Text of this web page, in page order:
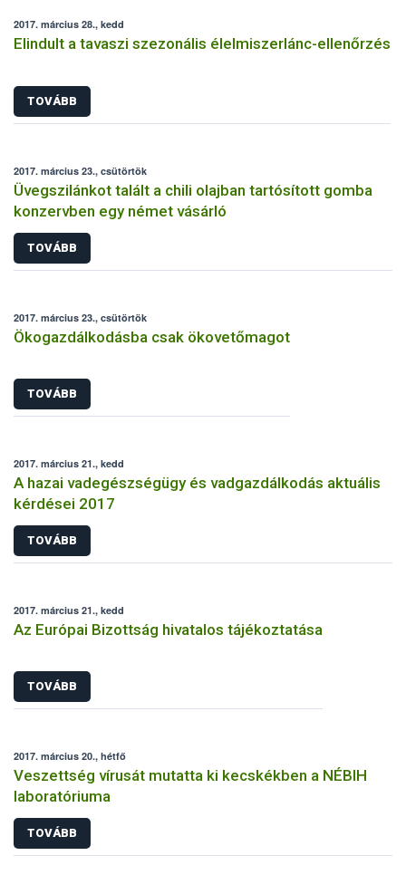
2017. március 28., kedd
Elindult a tavaszi szezonális élelmiszerlánc-ellenőrzés
TOVÁBB
2017. március 23., csütörtök
Üvegszilánkot talált a chili olajban tartósított gomba
konzervben egy német vásárló
TOVÁBB
2017. március 23., csütörtök
Ökogazdálkodásba csak ökovetőmagot
TOVÁBB
2017. március 21., kedd
A hazai vadegészségügy és vadgazdálkodás aktuális
kérdései 2017
TOVÁBB
2017. március 21., kedd
Az Európai Bizottság hivatalos tájékoztatása
TOVÁBB
2017. március 20., hétfő
Veszettség vírusát mutatta ki kecskékben a NÉBIH
laboratóriuma
TOVÁBB